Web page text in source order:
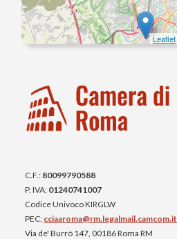
Leaflet
C.F.: 80099790588
P. IVA: 01240741007
Codice Univoco KIRGLW
PEC: cciaaroma@rm.legalmail.camcom.it
Via de' Burrò 147, 00186 Roma RM